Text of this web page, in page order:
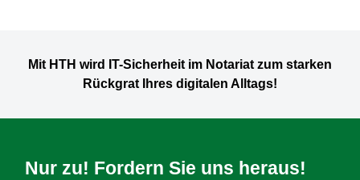
Mit HTH wird IT-Sicherheit im Notariat zum starken
Rückgrat Ihres digitalen Alltags!
Nur zu! Fordern Sie uns heraus!